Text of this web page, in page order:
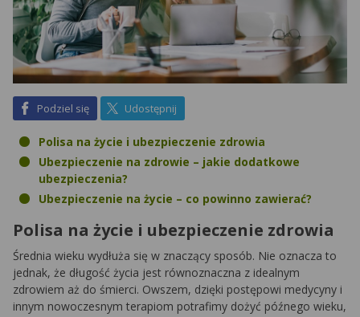
Podziel sięna FacebookUdostępnij
Polisa na życie i ubezpieczenie zdrowia
Ubezpieczenie na zdrowie – jakie dodatkowe
ubezpieczenia?
Ubezpieczenie na życie – co powinno zawierać?
Polisa na życie i ubezpieczenie zdrowia
Średnia wieku wydłuża się w znaczący sposób. Nie oznacza to
jednak, że długość życia jest równoznaczna z idealnym
zdrowiem aż do śmierci. Owszem, dzięki postępowi medycyny i
innym nowoczesnym terapiom potrafimy dożyć późnego wieku,
Więcej informacji na temat wykorzystywania narzędzi
zewnętrznych w naszym serwisie znajdziesz w
Regulaminie
Serwisu.